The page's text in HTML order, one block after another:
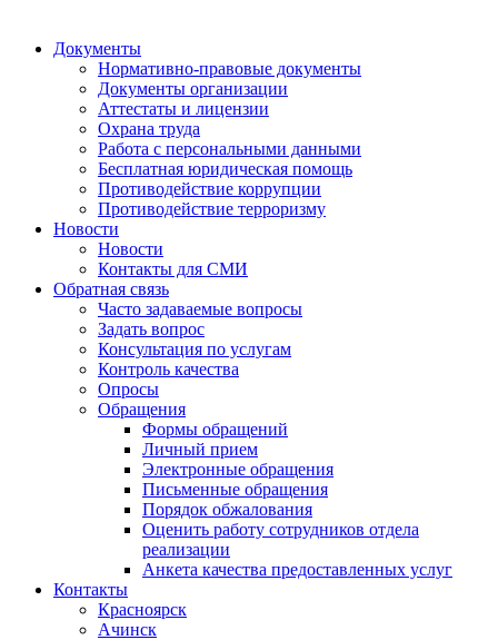
Документы
Нормативно-правовые документы
Документы организации
Аттестаты и лицензии
Охрана труда
Работа с персональными данными
Бесплатная юридическая помощь
Противодействие коррупции
Противодействие терроризму
Новости
Новости
Контакты для СМИ
Обратная связь
Часто задаваемые вопросы
Задать вопрос
Консультация по услугам
Контроль качества
Опросы
Обращения
Формы обращений
Личный прием
Электронные обращения
Письменные обращения
Порядок обжалования
Оценить работу сотрудников отдела
реализации
Анкета качества предоставленных услуг
Контакты
Красноярск
Ачинск